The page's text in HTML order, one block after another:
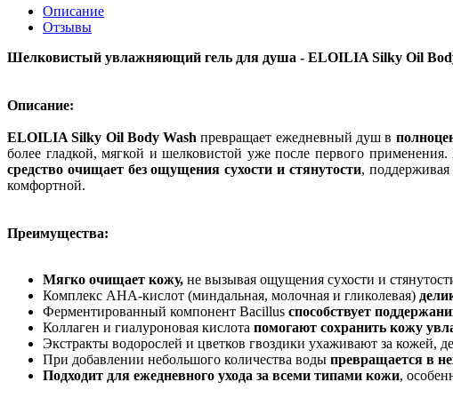
Описание
Отзывы
Шелковистый увлажняющий гель для душа - ELOILIA Silky Oil
Описание:
ELOILIA Silky Oil Body Wash превращает ежедневный душ в
более гладкой, мягкой и шелковистой уже после первого
средство очищает без ощущения сухости и стянутости,
комфортной.
Преимущества:
Мягко очищает кожу, не вызывая ощущения сухости и
Комплекс AHA-кислот (миндальная, молочная и гликолевая)
Ферментированный компонент Bacillus способствует
Коллаген и гиалуроновая кислота помогают сохранить кожу
Экстракты водорослей и цветков гвоздики ухаживают за кожей,
При добавлении небольшого количества воды превращается в
Подходит для ежедневного ухода за всеми типами кожи,